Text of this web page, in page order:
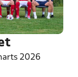
2026